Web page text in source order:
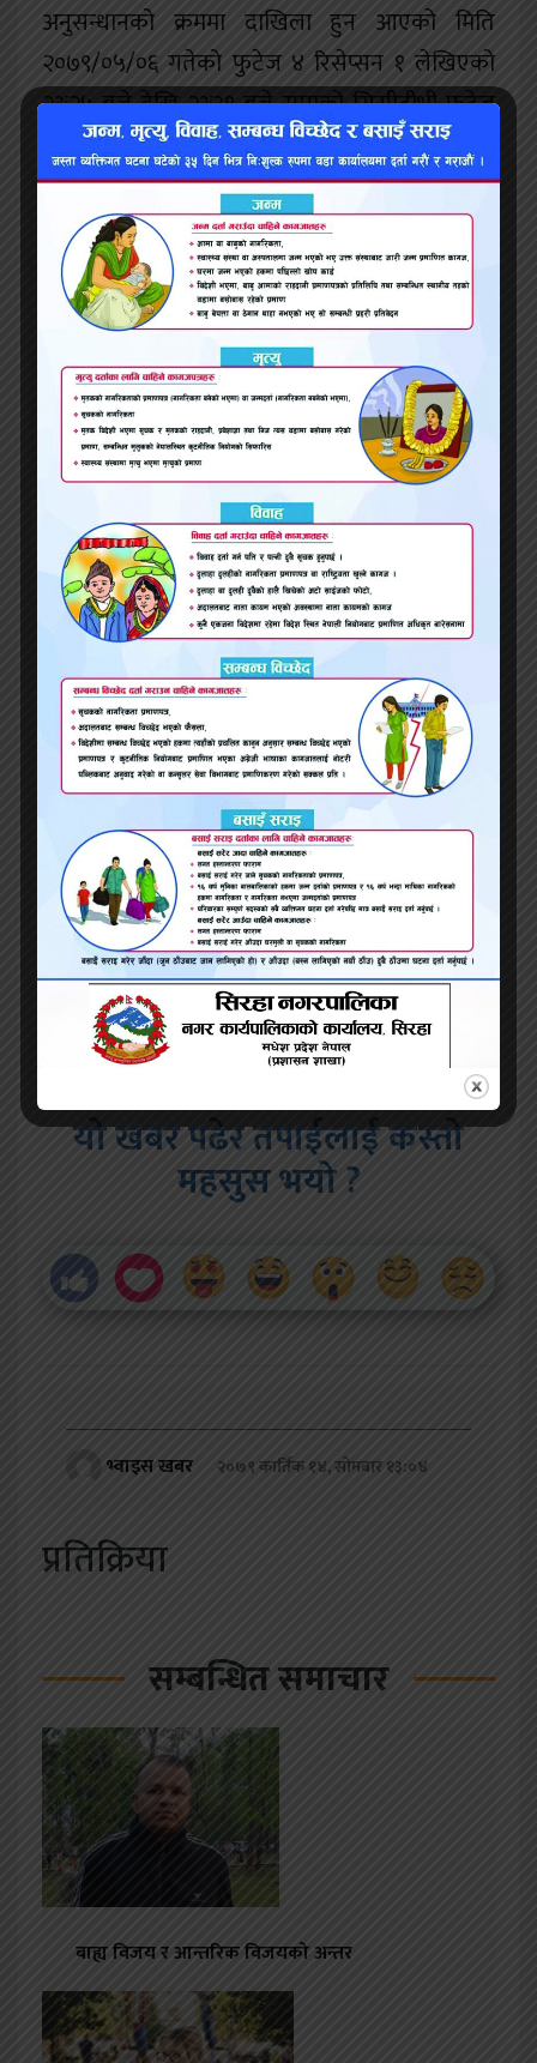
अनुसन्धानको क्रममा दाखिला हुन आएको मिति
२०७९/०५/०६ गतेको फुटेज ४ रिसेप्सन १ लेखिएको
२३ः२५ बजे देखि २३ः३१ बजे सम्मको सिसीटीभी फुटेज
देखाउदा हेरे, उक्त फुटेजको २३ः२५ मा रिसेप्सनमा चाबी
छोडी जाने सेतो सर्ट कालो पाईन्ट लगाएर हिडेका व्यक्ति
सोही होटलमा काम गर्ने सबिन श्रेष्ठ हुन् भने सोही
समयमा रिसेप्सनमा फोन उठाउदै गरेको र त्यसको १
मिनेट पछि मुख्यद्वारबाट बाहिर निस्की फर्केको व्यक्ति म
स्वयम् हुँ र म फर्किदा २३ः२६ बजे म सँगै आएको केटी
मान्छे पीडित परिवर्तित नाम गौशाला २६ (छ) (१)
(०७९/०८०) हुन् । उक्त फुटेजको २३ः३० बजे होटल भित्र
प्रवेश गरी म सँग हात मिलाई माक्स लिई रेष्टुरेन्ट तर्फ
जाने व्यक्ति सन्दीप लामिछाने हुन्, फुटेज हेरी चिनी
सनाखत समेत गरी दिए ।
सन्दीप लामिछानेले पीडित परिवर्तित नाम गौशाला २६
(छ) (१) (०७९/०८०) लाई उक्त होटल कोठामा
जबरजस्ती करणी गरेको भन्ने सम्बन्धमा मैले मिति
२०७९/०५/२२ गते विभिन्न समाचार माध्यमहरुले
लेखेको समाचारवाट जानकारी पाएको हुँ । यसरी निज
सन्दीप लामिछानेले पीडित परिवर्तित नाम गौशाला २६
(छ) (१) (०७९/०८०) लाई उक्त होटलको कोठामा
जबरजस्ती करणी गरेको भन्ने बुझिन आएको हुँदा
उल्लेखित कार्य गर्ने व्यक्ति उपर कानुन बमोजिम
कारबाही र सजाय होस् ।’
यो खबर पढेर तपाईलाई कस्तो
महसुस भयो ?
भ्वाइस खबर २०७९ कार्तिक १४, सोमबार १३:०४
प्रतिक्रिया
सम्बन्धित समाचार
बाह्य विजय र आन्तरिक विजयको अन्तर